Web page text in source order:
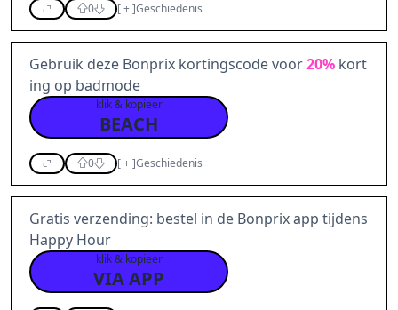
0 [+]Geschiedenis
Gebruik deze Bonprix kortingscode voor20% kort
ing op badmode
klik & kopieer
BEACH
0 [+]Geschiedenis
Gratis verzending: bestel in de Bonprix app tijdens
Happy Hour
klik & kopieer
VIA APP